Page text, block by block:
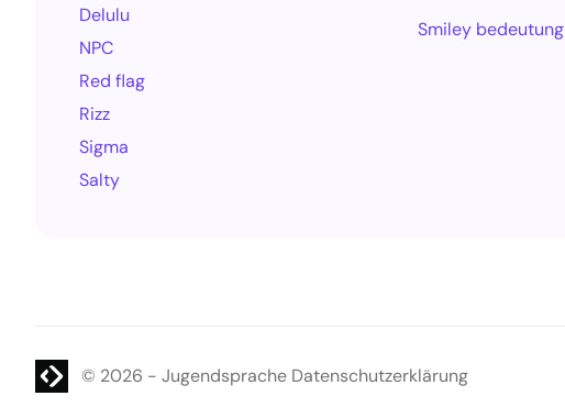
Delulu
NPC
Red flag
Rizz
Sigma
Salty
Smiley bedeutung
WordPress Website
© 2026 - Jugendsprache Datenschutzerklärung